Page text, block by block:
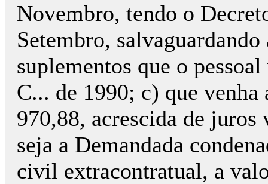
Novembro, tendo o
Setembro,
suplementos que o
C... de 1990; c) que venha
970,88, acrescida de
seja a Demandada
civil extracontratual, a